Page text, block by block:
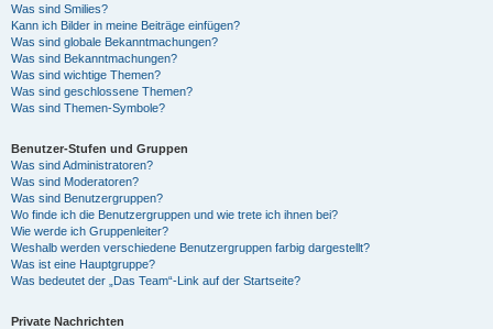
Was sind Smilies?
Kann ich Bilder in meine Beiträge einfügen?
Was sind globale Bekanntmachungen?
Was sind Bekanntmachungen?
Was sind wichtige Themen?
Was sind geschlossene Themen?
Was sind Themen-Symbole?
Benutzer-Stufen und Gruppen
Was sind Administratoren?
Was sind Moderatoren?
Was sind Benutzergruppen?
Wo finde ich die Benutzergruppen und wie trete ich ihnen bei?
Wie werde ich Gruppenleiter?
Weshalb werden verschiedene Benutzergruppen farbig dargestellt?
Was ist eine Hauptgruppe?
Was bedeutet der „Das Team“-Link auf der Startseite?
Private Nachrichten